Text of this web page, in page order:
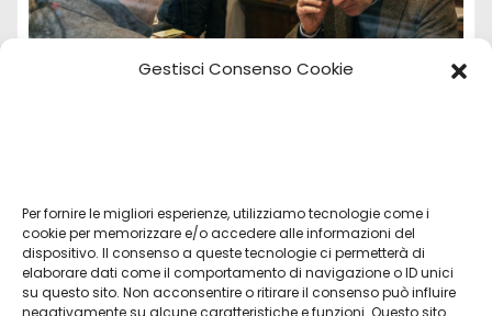
Gestisci Consenso Cookie
Per fornire le migliori esperienze, utilizziamo tecnologie come i
cookie per memorizzare e/o accedere alle informazioni del
dispositivo. Il consenso a queste tecnologie ci permetterà di
elaborare dati come il comportamento di navigazione o ID unici
su questo sito. Non acconsentire o ritirare il consenso può influire
negativamente su alcune caratteristiche e funzioni. Questo sito
Vendita Tudor Bologna: guida ai migliori
modelli usati
Lug 8, 2026 Admin